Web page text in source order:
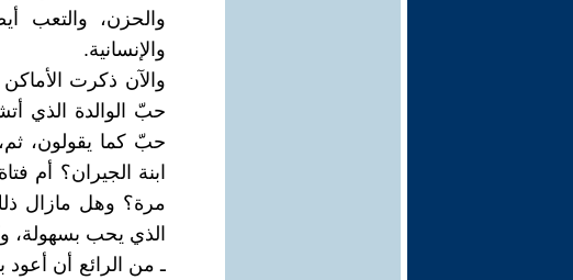
والحزن، والتعب
والإنسانية.
والآن ذكرت
حبّ الوالدة الذي
حبّ كما يقولون،
ابنة الجيران؟ أم
مرة؟ وهل مازال
الذي يحب
ـ من الرائع أن أعود